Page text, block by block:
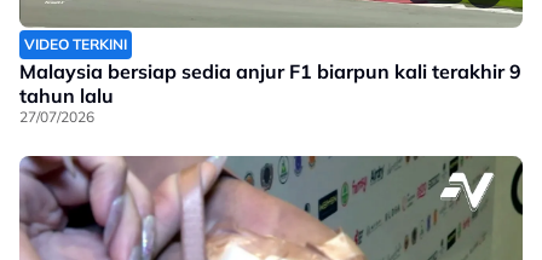
VIDEO TERKINI
Malaysia bersiap sedia anjur F1 biarpun kali terakhir 9
tahun lalu
27/07/2026